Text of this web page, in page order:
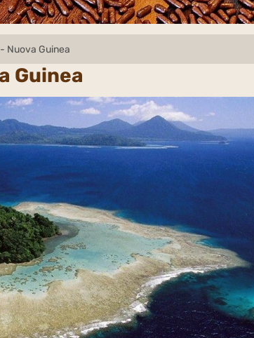
Nuova Guinea
Guinea